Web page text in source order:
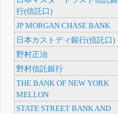
行(信託口)
JP MORGAN CHASE BANK
日本カストディ銀行(信託口)
野村正治
野村信託銀行
THE BANK OF NEW YORK
MELLON
STATE STREET BANK AND